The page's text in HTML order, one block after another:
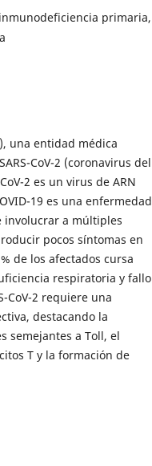
primaria,
una entidad médica
CoV-2 (coronavirus del
2 es un virus de ARN
19 es una enfermedad
a múltiples
pocos síntomas en
de los afectados cursa
respiratoria y fallo
CoV-2 requiere una
destacando la
semejantes a Toll, el
T y la formación de